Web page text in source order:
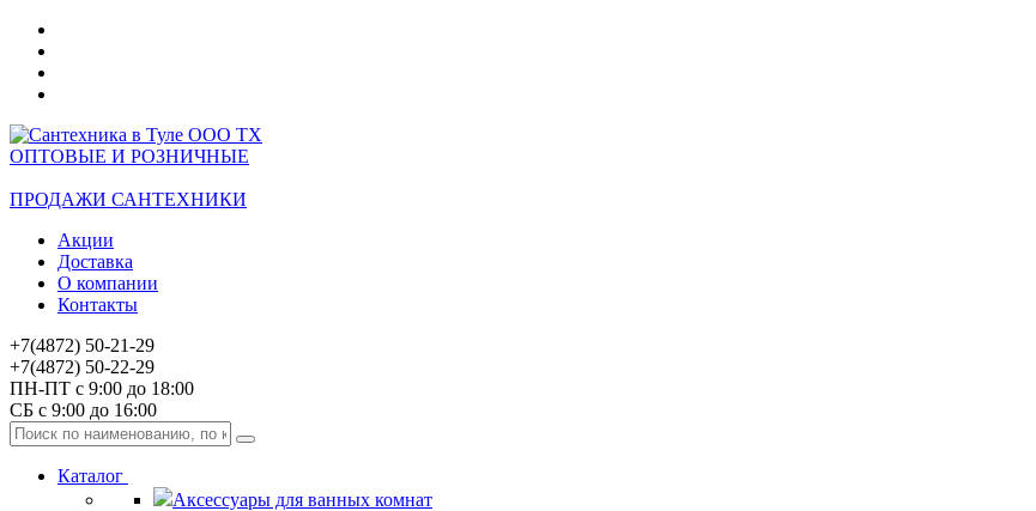
ОПТОВЫЕ И РОЗНИЧНЫЕ
ПРОДАЖИ САНТЕХНИКИ
Акции
Доставка
О компании
Контакты
+7(4872) 50-21-29
+7(4872) 50-22-29
ПН-ПТ с 9:00 до 18:00
СБ с 9:00 до 16:00
Каталог
Аксессуары для ванных комнат